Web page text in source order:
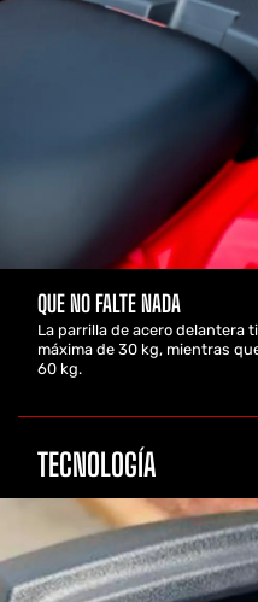
QUE NO FALTE NADA
La parrilla de acero delantera
máxima de 30 kg, mientras
60 kg.
TECNOLOGÍA